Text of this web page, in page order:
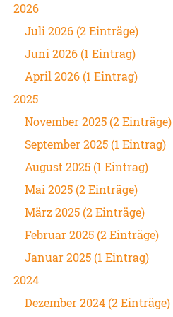
2026
Juli 2026 (2 Einträge)
Juni 2026 (1 Eintrag)
April 2026 (1 Eintrag)
2025
November 2025 (2 Einträge)
September 2025 (1 Eintrag)
August 2025 (1 Eintrag)
Mai 2025 (2 Einträge)
März 2025 (2 Einträge)
Februar 2025 (2 Einträge)
Januar 2025 (1 Eintrag)
2024
Dezember 2024 (2 Einträge)